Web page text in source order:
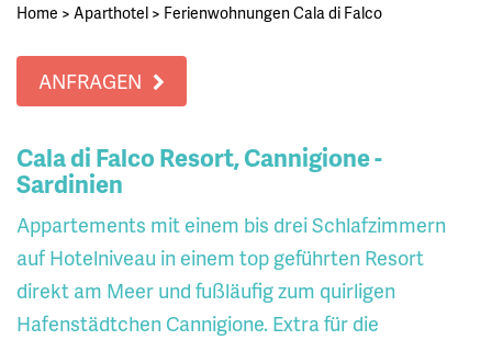
Home > Aparthotel > Ferienwohnungen Cala di Falco
ANFRAGEN
Cala di Falco Resort, Cannigione -
Sardinien
Appartements mit einem bis drei Schlafzimmern
auf Hotelniveau in einem top geführten Resort
direkt am Meer und fußläufig zum quirligen
Hafenstädtchen Cannigione. Extra für die